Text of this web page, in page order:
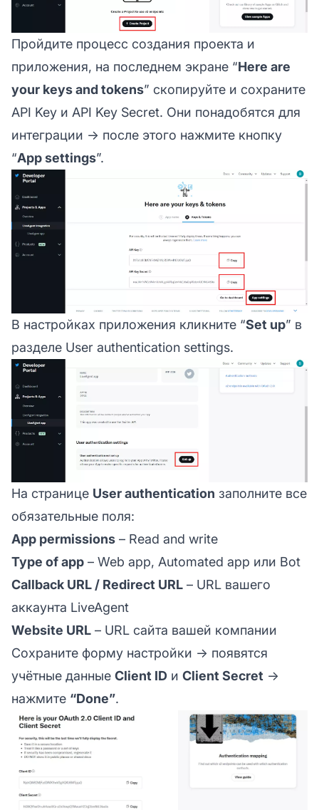
Пройдите процесс создания проекта и
приложения, на последнем экране “Here are
your keys and tokens” скопируйте и сохраните
API Key и API Key Secret. Они понадобятся для
интеграции → после этого нажмите кнопку
“App settings”.
В настройках приложения кликните “Set up” в
разделе User authentication settings.
На странице User authentication заполните все
обязательные поля:
App permissions – Read and write
Type of app – Web app, Automated app или Bot
Callback URL / Redirect URL – URL вашего
аккаунта LiveAgent
Website URL – URL сайта вашей компании
Сохраните форму настройки → появятся
учётные данные Client ID и Client Secret →
нажмите “Done”.